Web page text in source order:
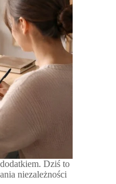
Dziś to
niezależności